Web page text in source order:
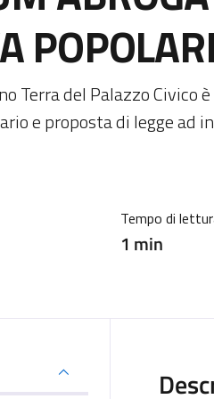
Terra del Palazzo Civico
e proposta di legge ad
Tempo di
1 min